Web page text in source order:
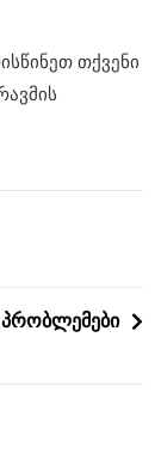
თქვენი